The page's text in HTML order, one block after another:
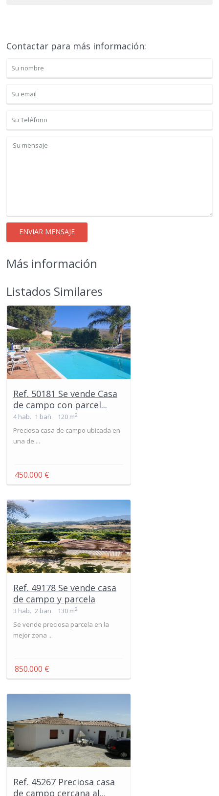
Contactar para más información:
Más información
Listados Similares
Ref. 50181 Se vende Casa
de campo con parcel...
4 hab. 1 bañ. 120 m2
Preciosa casa de campo ubicada en
una de ...
450.000 €
Ref. 49178 Se vende casa
de campo y parcela
3 hab. 2 bañ. 130 m2
Se vende preciosa parcela en la
mejor zona ...
850.000 €
Ref. 45267 Preciosa casa
de campo cercana al...